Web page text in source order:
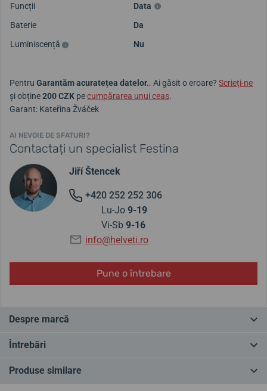
Funcții
Data
Baterie
Da
Luminiscență
Nu
Pentru Garantăm acuratețea datelor.. Ai găsit o eroare? Scrieți-ne
și obține200 CZK pecumpărarea unui ceas.
Garant: Kateřina Žváček
AI NEVOIE DE SFATURI?
Contactați un specialist Festina
Jiří Štencek
+420 252 252 306
Lu-Jo 9-19
Vi-Sb 9-16
info@helveti.ro
Pune o întrebare
Despre marcă
Rădăcinile mărcii Festina datează din Elveția, în 1902, unde a fost
intermediul mai multor proprietari. Cu toate acestea, o parte din
Întrebări
Produse similare